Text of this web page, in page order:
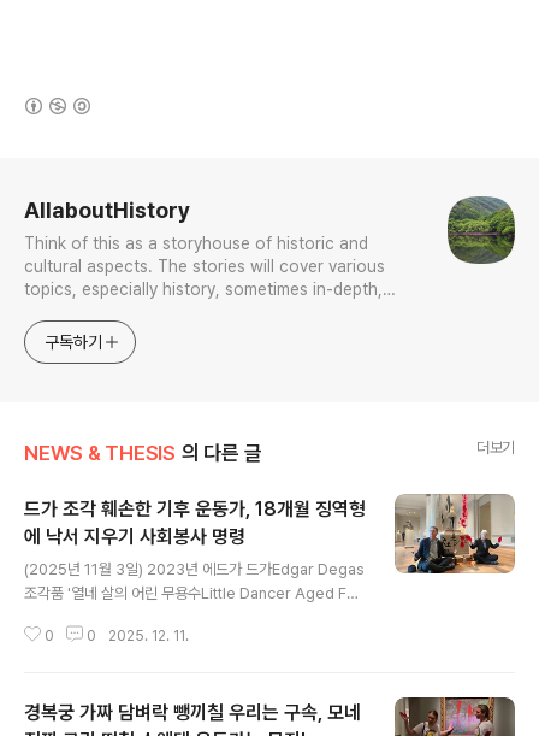
AllaboutHistory
Think of this as a storyhouse of historic and
cultural aspects. The stories will cover various
topics, especially history, sometimes in-depth,
approach will be to resist any common sense or
generalized viewpoint
구독하기
NEWS & THESIS 의 다른 글 더보기
드가 조각 훼손한 기후 운동가, 18개월 징역형
에 낙서 지우기 사회봉사 명령
(2025년 11월 3일) 2023년 에드가 드가Edgar Degas
조각품 '열네 살의 어린 무용수Little Dancer Aged Fou
동가 티모시 마틴Timothy Martin이 18개월 징역형을 선
스캐롤라이나주 롤리에 있는 지역 신문인 뉴스 앤 옵서버
0 0 2025. 12. 11.
경복궁 가짜 담벼락 뺑끼칠 우리는 구속, 모네